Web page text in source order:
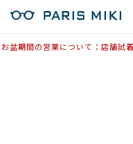
お盆期間の営業について：店舗試